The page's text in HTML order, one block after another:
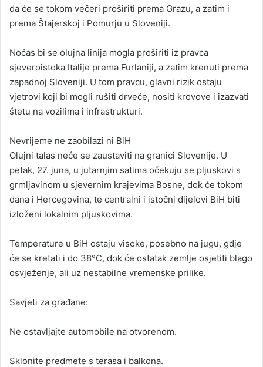
da će se tokom večeri proširiti prema Grazu, a zatim i
prema Štajerskoj i Pomurju u Sloveniji.
Noćas bi se olujna linija mogla proširiti iz pravca
sjeveroistoka Italije prema Furlaniji, a zatim krenuti prema
zapadnoj Sloveniji. U tom pravcu, glavni rizik ostaju
vjetrovi koji bi mogli rušiti drveće, nositi krovove i izazvati
štetu na vozilima i infrastrukturi.
Nevrijeme ne zaobilazi ni BiH
Olujni talas neće se zaustaviti na granici Slovenije. U
petak, 27. juna, u jutarnjim satima očekuju se pljuskovi s
grmljavinom u sjevernim krajevima Bosne, dok će tokom
dana i Hercegovina, te centralni i istočni dijelovi BiH biti
izloženi lokalnim pljuskovima.
Temperature u BiH ostaju visoke, posebno na jugu, gdje
će se kretati i do 38°C, dok će ostatak zemlje osjetiti blago
osvježenje, ali uz nestabilne vremenske prilike.
Savjeti za građane:
Ne ostavljajte automobile na otvorenom.
Sklonite predmete s terasa i balkona.